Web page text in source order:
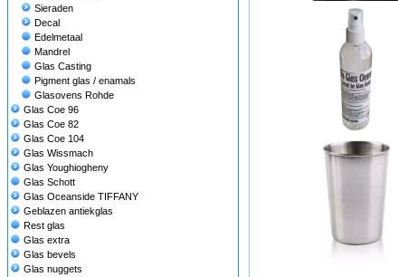
Sieraden
Decal
Edelmetaal
Mandrel
Glas Casting
Pigment glas / enamals
Glasovens Rohde
Glas Coe 96
Glas Coe 82
Glas Coe 104
Glas Wissmach
Glas Youghiogheny
Glas Schott
Glas Oceanside TIFFANY
Geblazen antiekglas
Rest glas
Glas extra
Glas bevels
Glas nuggets